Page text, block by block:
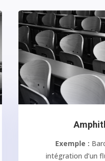
Exemple :
intégration d’un